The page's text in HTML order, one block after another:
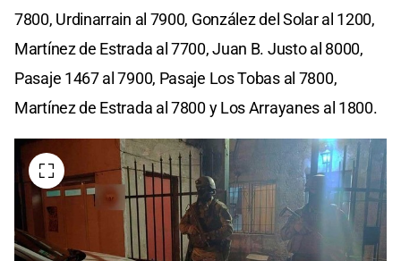
7800, Urdinarrain al 7900, González del Solar al 1200,
Martínez de Estrada al 7700, Juan B. Justo al 8000,
Pasaje 1467 al 7900, Pasaje Los Tobas al 7800,
Martínez de Estrada al 7800 y Los Arrayanes al 1800.